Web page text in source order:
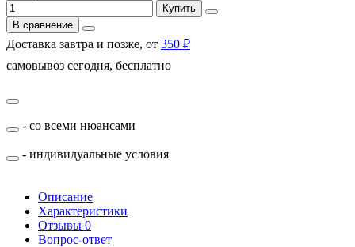
Купить
В сравнение
Доставка завтра и позже, от 350 ₽
самовывоз сегодня, бесплатно
- со всеми нюансами
- индивидуальные условия
Описание
Характеристики
Отзывы 0
Вопрос-ответ